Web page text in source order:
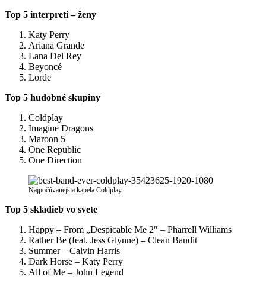
Top 5 interpreti – ženy
Katy Perry
Ariana Grande
Lana Del Rey
Beyoncé
Lorde
Top 5 hudobné skupiny
Coldplay
Imagine Dragons
Maroon 5
One Republic
One Direction
Najpočúvanejšia kapela Coldplay
Top 5 skladieb vo svete
Happy – From „Despicable Me 2″ – Pharrell Williams
Rather Be (feat. Jess Glynne) – Clean Bandit
Summer – Calvin Harris
Dark Horse – Katy Perry
All of Me – John Legend